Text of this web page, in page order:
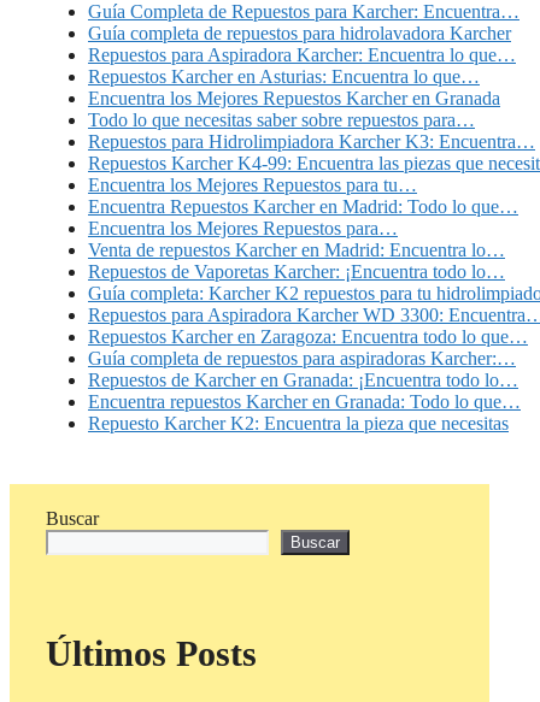
Guía Completa de Repuestos para Karcher: Encuentra…
Guía completa de repuestos para hidrolavadora Karcher
Repuestos para Aspiradora Karcher: Encuentra lo que…
Repuestos Karcher en Asturias: Encuentra lo que…
Encuentra los Mejores Repuestos Karcher en Granada
Todo lo que necesitas saber sobre repuestos para…
Repuestos para Hidrolimpiadora Karcher K3: Encuentra…
Repuestos Karcher K4-99: Encuentra las piezas que
Encuentra los Mejores Repuestos para tu…
Encuentra Repuestos Karcher en Madrid: Todo lo que…
Encuentra los Mejores Repuestos para…
Venta de repuestos Karcher en Madrid: Encuentra lo…
Repuestos de Vaporetas Karcher: ¡Encuentra todo lo…
Guía completa: Karcher K2 repuestos para tu
Repuestos para Aspiradora Karcher WD 3300:
Repuestos Karcher en Zaragoza: Encuentra todo lo que…
Guía completa de repuestos para aspiradoras Karcher:…
Repuestos de Karcher en Granada: ¡Encuentra todo lo…
Encuentra repuestos Karcher en Granada: Todo lo que…
Repuesto Karcher K2: Encuentra la pieza que necesitas
Buscar
Buscar
Últimos Posts